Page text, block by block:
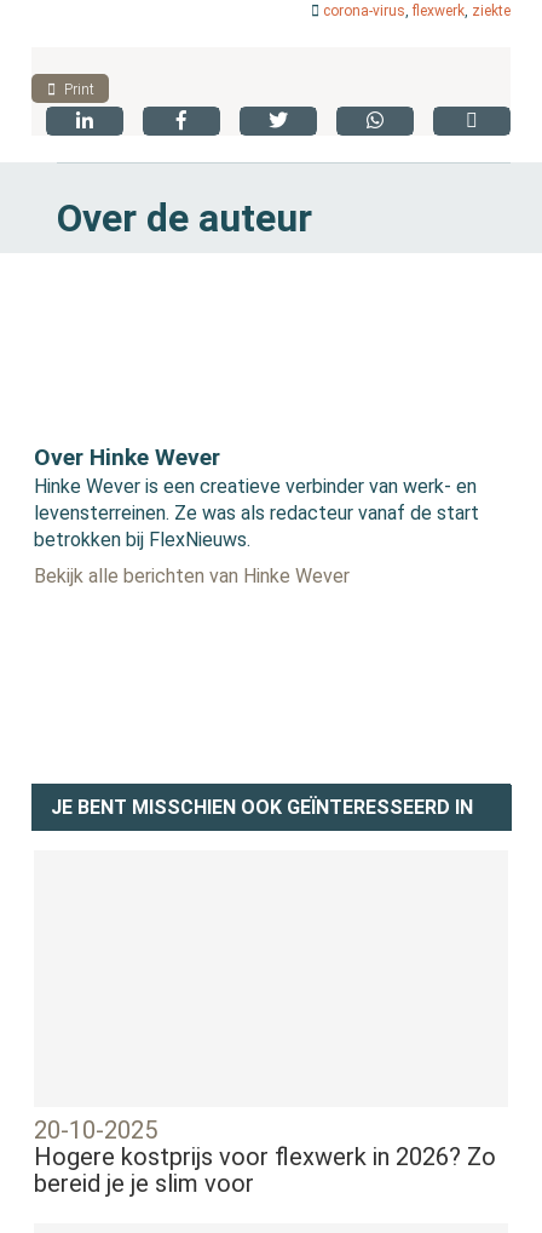
corona-virus ,flexwerk, ziekte
Print
Over de auteur
Over Hinke Wever
Hinke Wever is een creatieve verbinder van werk- en
levensterreinen. Ze was als redacteur vanaf de start
betrokken bij FlexNieuws.
Bekijk alle berichten van Hinke Wever
JE BENT MISSCHIEN OOK GEÏNTERESSEERD IN
20-10-2025
Hogere kostprijs voor flexwerk in 2026? Zo
bereid je je slim voor